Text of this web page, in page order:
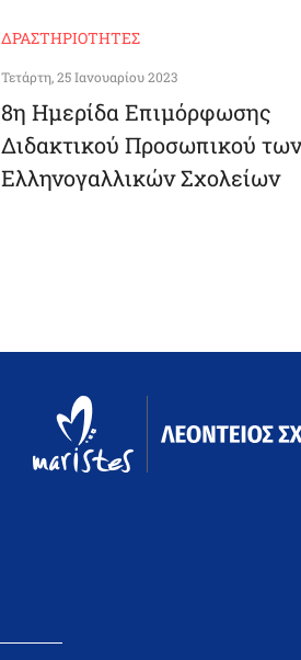
ΔΡΑΣΤΗΡΙΌΤΗΤΕΣ
Τετάρτη, 25 Ιανουαρίου 2023
8η Ημερίδα Επιμόρφωσης
Διδακτικού Προσωπικού
Ελληνογαλλικών Σχολείων